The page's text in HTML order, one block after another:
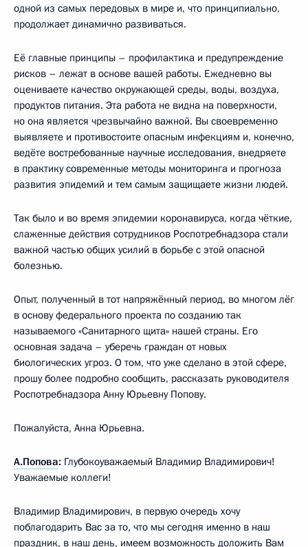
одной из самых передовых в мире и, что принципиально,
продолжает динамично развиваться.
Её главные принципы – профилактика и предупреждение
рисков – лежат в основе вашей работы. Ежедневно вы
оцениваете качество окружающей среды, воды, воздуха,
продуктов питания. Эта работа не видна на поверхности,
но она является чрезвычайно важной. Вы своевременно
выявляете и противостоите опасным инфекциям и, конечно,
ведёте востребованные научные исследования, внедряете
в практику современные методы мониторинга и прогноза
развития эпидемий и тем самым защищаете жизни людей.
Так было и во время эпидемии коронавируса, когда чёткие,
слаженные действия сотрудников Роспотребнадзора стали
важной частью общих усилий в борьбе с этой опасной
болезнью.
Опыт, полученный в тот напряжённый период, во многом лёг
в основу федерального проекта по созданию так
называемого «Санитарного щита» нашей страны. Его
основная задача – уберечь граждан от новых
биологических угроз. О том, что уже сделано в этой сфере,
прошу более подробно сообщить, рассказать руководителя
Роспотребнадзора Анну Юрьевну Попову.
Пожалуйста, Анна Юрьевна.
А.Попова: Глубокоуважаемый Владимир Владимирович!
Уважаемые коллеги!
Владимир Владимирович, в первую очередь хочу
поблагодарить Вас за то, что мы сегодня именно в наш
праздник, в наш день, имеем возможность доложить Вам